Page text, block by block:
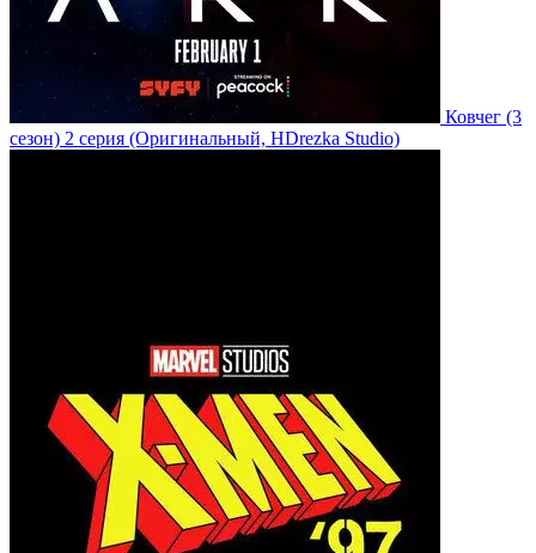
Ковчег (3
сезон) 2 серия (Оригинальный, HDrezka Studio)